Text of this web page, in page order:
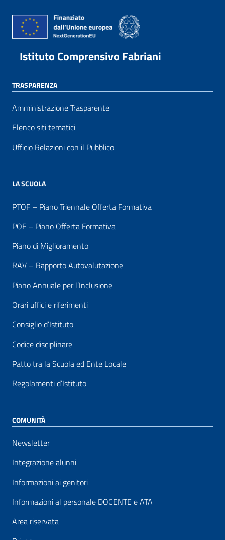
Istituto Comprensivo Fabriani
TRASPARENZA
Amministrazione Trasparente
Elenco siti tematici
Ufficio Relazioni con il Pubblico
LA SCUOLA
PTOF – Piano Triennale Offerta Formativa
POF – Piano Offerta Formativa
Piano di Miglioramento
RAV – Rapporto Autovalutazione
Piano Annuale per l’Inclusione
Orari uffici e riferimenti
Consiglio d’Istituto
Codice disciplinare
Patto tra la Scuola ed Ente Locale
Regolamenti d’Istituto
COMUNITÀ
Newsletter
Integrazione alunni
Informazioni ai genitori
Informazioni al personale DOCENTE e ATA
Area riservata